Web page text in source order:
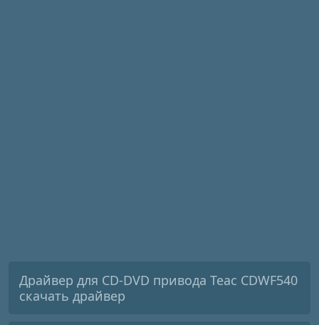
Драйвер для CD-DVD привода Teac CDWF540
скачать драйвер